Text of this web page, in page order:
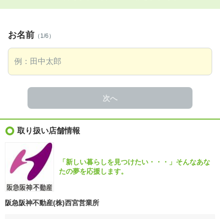
お名前 （1/6）
次へ
取り扱い店舗情報
「新しい暮らしを見つけたい・・・」そんなあな
たの夢を応援します。
阪急阪神不動産(株)西宮営業所